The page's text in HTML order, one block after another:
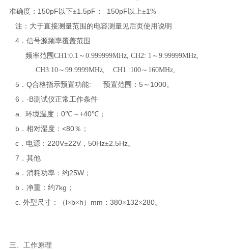
准确度： 150pF 以下±1.5pF ； 150pF 以上±1 %
注：大于直接测量范围的电容测量见后页使用说明
4．信号源频率覆盖范围
频率范围CH1:0.1～0.999999MHz, CH2: 1～9.99999MHz,
CH3:10～99.9999MHz, CH1 :100～160MHz,
5 ． Q合格指示预置功能: 预置范围： 5 ～ 1000。
6 ． -B测试仪正常工作条件
a. 环境温度： 0℃～ +40℃；
b．相对湿度： <80％；
c．电源： 220V±22V， 50Hz±2.5Hz。
7 ．其他
a ．消耗功率：约25W；
b．净重：约7kg ；
c. 外型尺寸：（ l×b×h ） mm ： 380×132×280。
三、工作原理